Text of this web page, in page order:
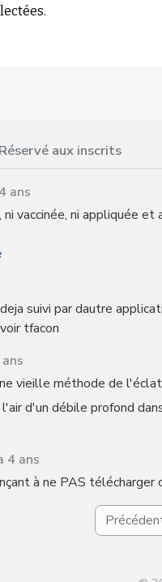
Réservé aux inscrits
ans
vaccinée, ni appliquée
suivi par dautre
tfacon
vieille méthode de
d'un débile profond
4 ans
à ne PAS télécharger